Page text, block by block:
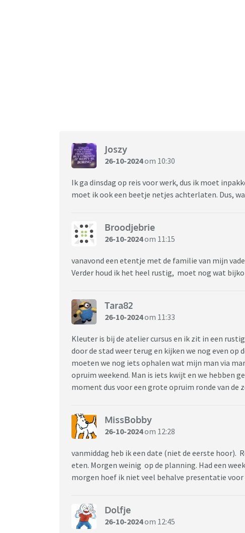
Joszy
26-10-2024om 10:30
Ik ga dinsdag op reis voor werk, dus ik moet
moet ik ook een beetje netjes achterlaten. Dus,
Broodjebrie
26-10-2024om 11:15
vanavond een etentje met de familie van mijn
Verder houd ik het heel rustig, moet nog wat
Tara82
26-10-2024om 11:33
Kleuter is bij de atelier cursus en ik zit in een
door de stad weer terug en kijken we nog even
moeten we nog iets ophalen wat mijn man via
opruim weekend. Man is iets kwijt en we hebben
moment dus voor een grote opruim ronde van de
MissBobby
26-10-2024om 12:28
vanmiddag heb ik een date (niet de eerste hoor).
eten. Morgen weinig op de planning. Had een
morgen hoef ik niet veel behalve presentatie voor
Dolfje
26-10-2024om 12:45